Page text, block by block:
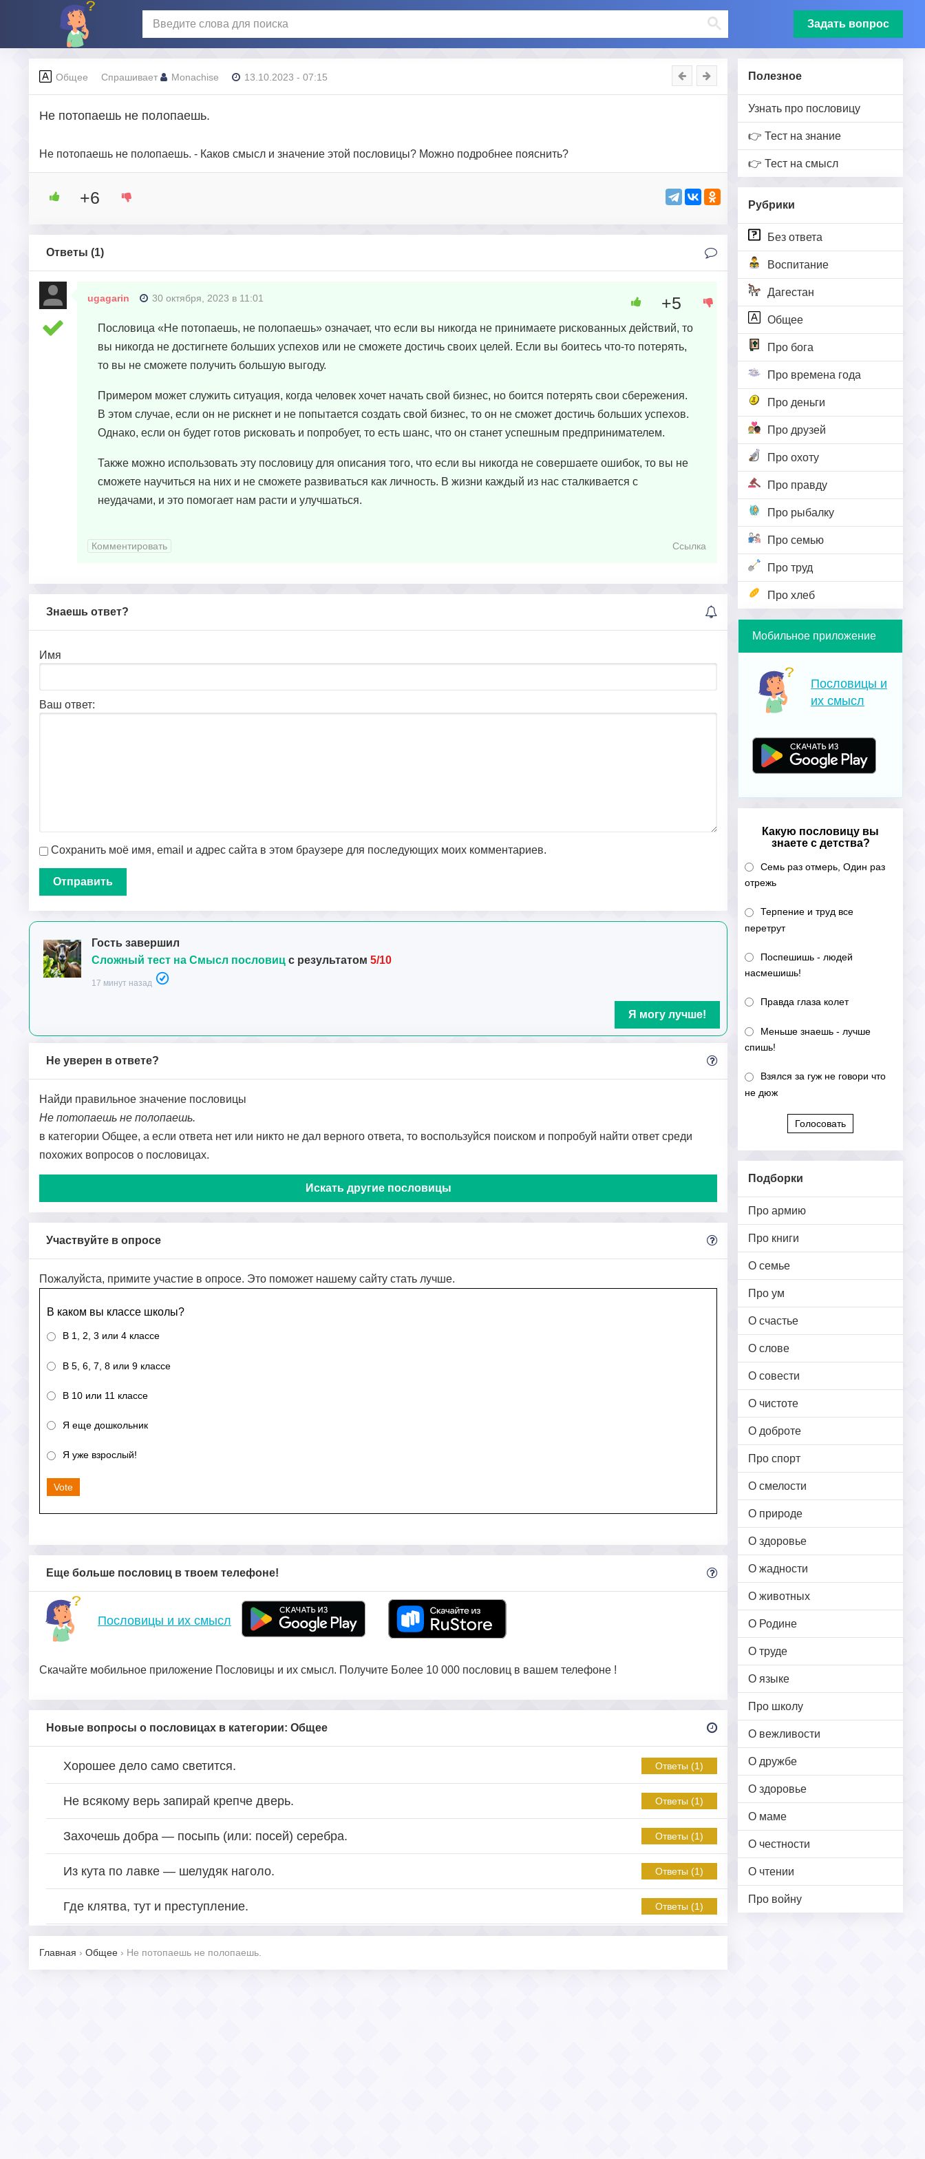
Задать вопрос
Полезное
Узнать про пословицу
👉 Тест на знание
👉 Тест на смысл
Рубрики
Без ответа
Воспитание
Дагестан
Общее
Про бога
Про времена года
Про деньги
Про друзей
Про охоту
Про правду
Про рыбалку
Про семью
Про труд
Про хлеб
Мобильное приложение
Пословицы и
их смысл
Какую пословицу вы
знаете с детства?
Семь раз отмерь, Один раз
отрежь
Терпение и труд все
перетрут
Поспешишь - людей
насмешишь!
Правда глаза колет
Меньше знаешь - лучше
спишь!
Взялся за гуж не говори что
не дюж
Голосовать
Подборки
Про армию
Про книги
О семье
Про ум
О счастье
О слове
О совести
О чистоте
О доброте
Про спорт
О смелости
О природе
О здоровье
О жадности
О животных
О Родине
О труде
О языке
Про школу
О вежливости
О дружбе
О здоровье
О маме
О честности
О чтении
Про войну
Общее Спрашивает Monachise 13.10.2023 - 07:15
Не потопаешь не полопаешь.
Не потопаешь не полопаешь. - Каков смысл и значение этой пословицы? Можно подробнее пояснить?
+6
Ответы (1)
ugagarin 30 октября, 2023 в 11:01
Пословица «Не потопаешь, не полопаешь» означает, что если вы никогда не принимаете рискованных действий, то
вы никогда не достигнете больших успехов или не сможете достичь своих целей. Если вы боитесь что-то потерять,
то вы не сможете получить большую выгоду.
Примером может служить ситуация, когда человек хочет начать свой бизнес, но боится потерять свои сбережения.
В этом случае, если он не рискнет и не попытается создать свой бизнес, то он не сможет достичь больших успехов.
Однако, если он будет готов рисковать и попробует, то есть шанс, что он станет успешным предпринимателем.
Также можно использовать эту пословицу для описания того, что если вы никогда не совершаете ошибок, то вы не
сможете научиться на них и не сможете развиваться как личность. В жизни каждый из нас сталкивается с
неудачами, и это помогает нам расти и улучшаться.
+5
Комментировать Ссылка
Знаешь ответ?
Имя
Ваш ответ:
Сохранить моё имя, email и адрес сайта в этом браузере для последующих моих комментариев.
Гость завершил
Сложный тест на Смысл пословиц с результатом 5/10
17 минут назад
Я могу лучше!
Не уверен в ответе?
Найди правильное значение пословицы
Не потопаешь не полопаешь.
в категории Общее, а если ответа нет или никто не дал верного ответа, то воспользуйся поиском и попробуй найти ответ среди
похожих вопросов о пословицах.
Искать другие пословицы
Участвуйте в опросе
Пожалуйста, примите участие в опросе. Это поможет нашему сайту стать лучше.
В каком вы классе школы?
В 1, 2, 3 или 4 классе
В 5, 6, 7, 8 или 9 классе
В 10 или 11 классе
Я еще дошкольник
Я уже взрослый!
Vote
Еще больше пословиц в твоем телефоне!
Пословицы и их смысл
Скачайте мобильное приложение Пословицы и их смысл. Получите Более 10 000 пословиц в вашем телефоне !
Новые вопросы о пословицах в категории: Общее
Хорошее дело само светится. Ответы (1)
Не всякому верь запирай крепче дверь. Ответы (1)
Захочешь добра — посыпь (или: посей) серебра. Ответы (1)
Из кута по лавке — шелудяк наголо. Ответы (1)
Где клятва, тут и преступление. Ответы (1)
Главная › Общее › Не потопаешь не полопаешь.